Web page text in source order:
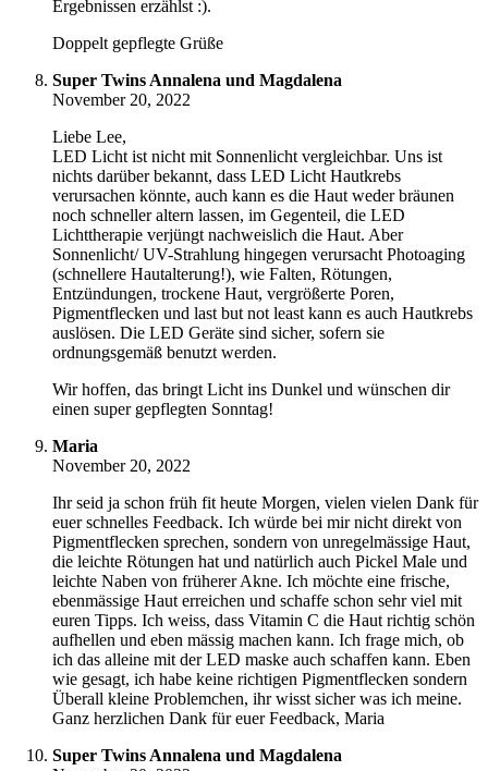
Ergebnissen erzählst :).
Doppelt gepflegte Grüße
Super Twins Annalena und Magdalena
November 20, 2022
Liebe Lee,
LED Licht ist nicht mit Sonnenlicht vergleichbar. Uns ist
nichts darüber bekannt, dass LED Licht Hautkrebs
verursachen könnte, auch kann es die Haut weder bräunen
noch schneller altern lassen, im Gegenteil, die LED
Lichttherapie verjüngt nachweislich die Haut. Aber
Sonnenlicht/ UV-Strahlung hingegen verursacht Photoaging
(schnellere Hautalterung!), wie Falten, Rötungen,
Entzündungen, trockene Haut, vergrößerte Poren,
Pigmentflecken und last but not least kann es auch Hautkrebs
auslösen. Die LED Geräte sind sicher, sofern sie
ordnungsgemäß benutzt werden.
Wir hoffen, das bringt Licht ins Dunkel und wünschen dir
einen super gepflegten Sonntag!
Maria
November 20, 2022
Ihr seid ja schon früh fit heute Morgen, vielen vielen Dank für
euer schnelles Feedback. Ich würde bei mir nicht direkt von
Pigmentflecken sprechen, sondern von unregelmässige Haut,
die leichte Rötungen hat und natürlich auch Pickel Male und
leichte Naben von früherer Akne. Ich möchte eine frische,
ebenmässige Haut erreichen und schaffe schon sehr viel mit
euren Tipps. Ich weiss, dass Vitamin C die Haut richtig schön
aufhellen und eben mässig machen kann. Ich frage mich, ob
ich das alleine mit der LED maske auch schaffen kann. Eben
wie gesagt, ich habe keine richtigen Pigmentflecken sondern
Überall kleine Problemchen, ihr wisst sicher was ich meine.
Ganz herzlichen Dank für euer Feedback, Maria
Super Twins Annalena und Magdalena